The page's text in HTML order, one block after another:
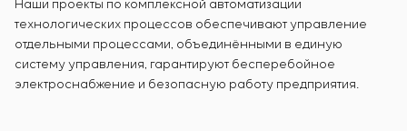
Наши проекты по комплексной автоматизации
технологических процессов обеспечивают управление
отдельными процессами, объединёнными в единую
систему управления, гарантируют бесперебойное
электроснабжение и безопасную работу предприятия.